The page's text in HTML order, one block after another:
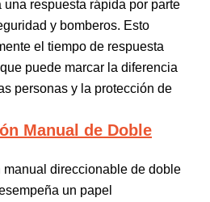
respuesta rápida por parte
y bomberos. Esto
el tiempo de respuesta
puede marcar la diferencia
personas y la protección de
Manual de Doble
manual direccionable de doble
un papel